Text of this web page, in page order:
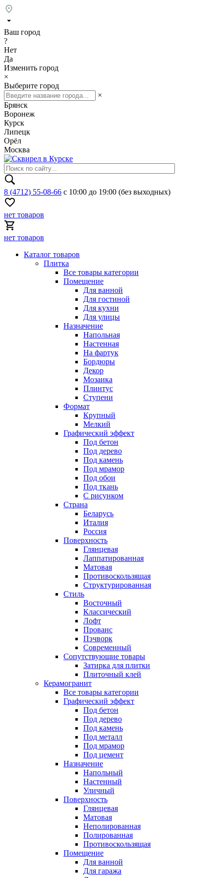
Ваш город
?
Нет
Да
Изменить город
×
Выберите город
×
Брянск
Воронеж
Курск
Липецк
Орёл
Москва
8 (4712) 55-08-66 с 10:00 до 19:00 (без выходных)
нет товаров
нет товаров
Каталог товаров
Плитка
Все товары категории
Помещение
Для ванной
Для гостиной
Для кухни
Для улицы
Назначение
Напольная
Настенная
На фартук
Бордюры
Декор
Мозаика
Плинтус
Ступени
Формат
Крупный
Мелкий
Графический эффект
Под бетон
Под дерево
Под камень
Под мрамор
Под обои
Под ткань
С рисунком
Страна
Беларусь
Италия
Россия
Поверхность
Глянцевая
Лаппатированная
Матовая
Противоскользящая
Структурированная
Стиль
Восточный
Классический
Лофт
Прованс
Пэчворк
Современный
Сопутствующие товары
Затирка для плитки
Плиточный клей
Керамогранит
Все товары категории
Графический эффект
Под бетон
Под дерево
Под камень
Под металл
Под мрамор
Под цемент
Назначение
Напольный
Настенный
Уличный
Поверхность
Глянцевая
Матовая
Неполированная
Полированная
Противоскользящая
Помещение
Для ванной
Для гаража